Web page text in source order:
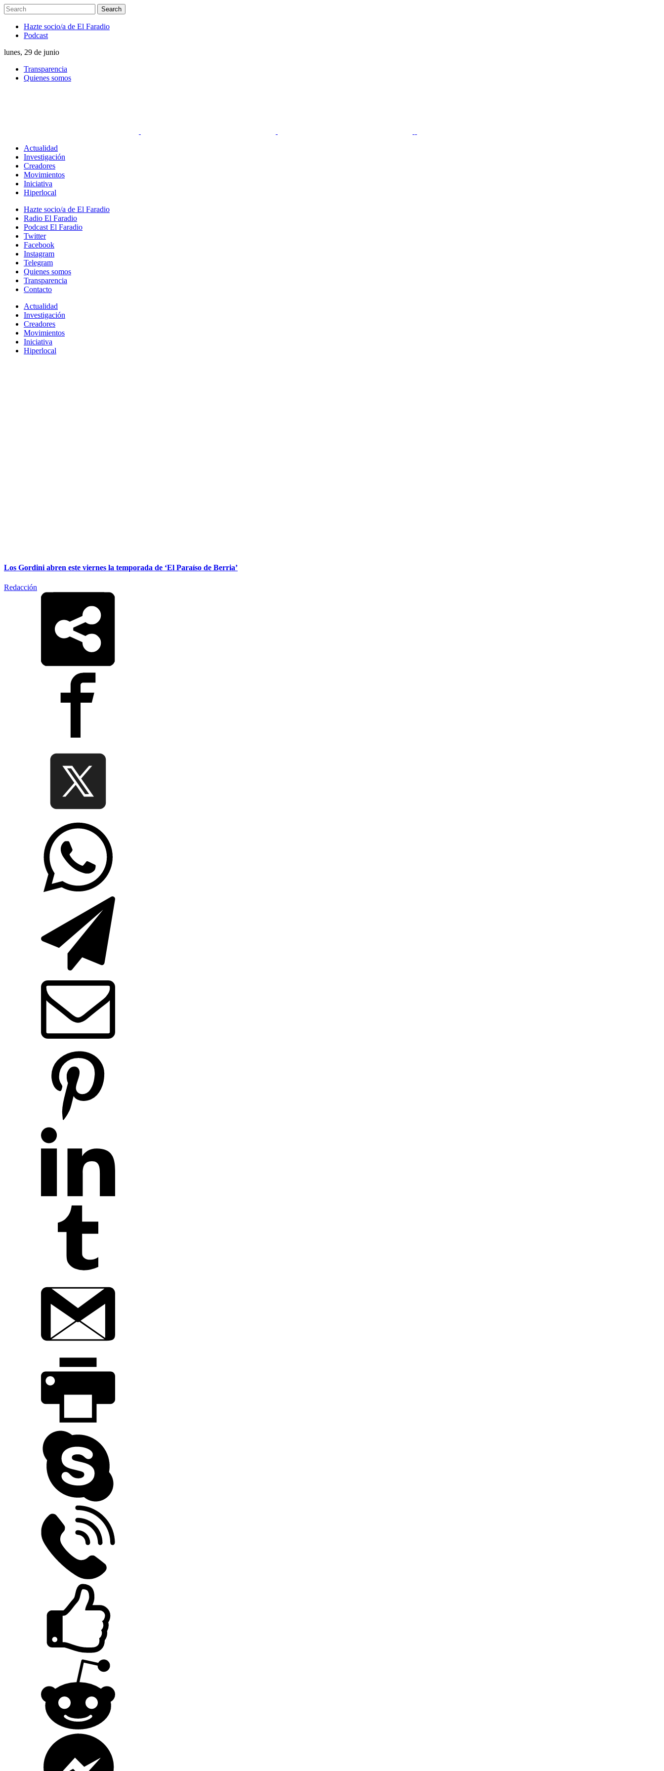
Hazte socio/a de El Faradio
Podcast
lunes, 29 de junio
Transparencia
Quienes somos
Actualidad
Investigación
Creadores
Movimientos
Iniciativa
Hiperlocal
Hazte socio/a de El Faradio
Radio El Faradio
Podcast El Faradio
Twitter
Facebook
Instagram
Telegram
Quienes somos
Transparencia
Contacto
Actualidad
Investigación
Creadores
Movimientos
Iniciativa
Hiperlocal
Los Gordini abren este viernes la temporada de ‘El Paraíso de Berria’
Redacción